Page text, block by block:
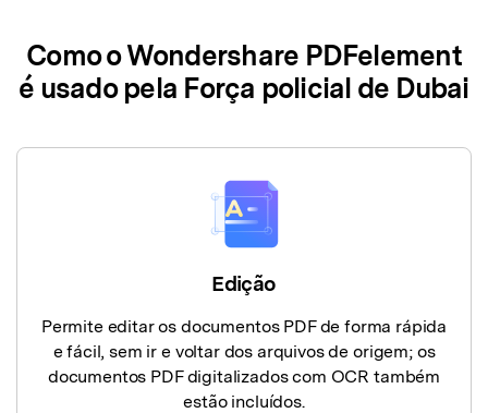
Como o Wondershare PDFelement
é usado pela Força policial de Dubai
Edição
Permite editar os documentos PDF de forma rápida
e fácil, sem ir e voltar dos arquivos de origem; os
documentos PDF digitalizados com OCR também
estão incluídos.